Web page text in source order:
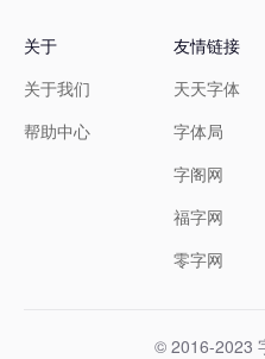
关于
关于我们
帮助中心
友情链接
天天字体
字体局
字阁网
福字网
零字网
© 2016-2023